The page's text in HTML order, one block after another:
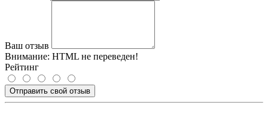
Ваш отзыв
Внимание: HTML не переведен!
Рейтинг
Отправить свой отзыв